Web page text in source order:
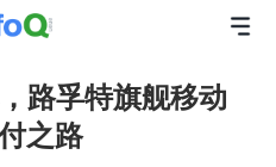
路孚特旗舰移动
之路